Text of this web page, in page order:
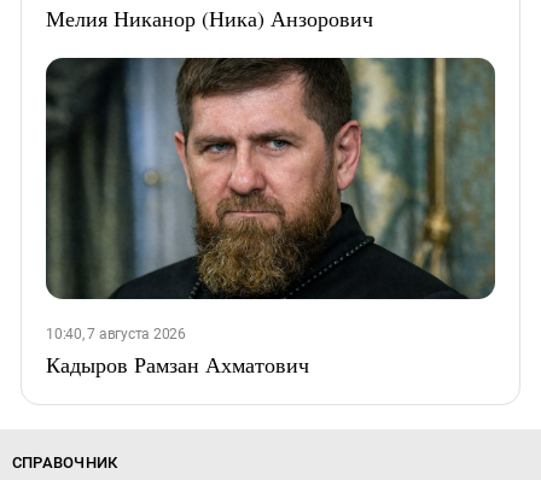
Мелия Никанор (Ника) Анзорович
10:40, 7 августа 2026
Кадыров Рамзан Ахматович
СПРАВОЧНИК